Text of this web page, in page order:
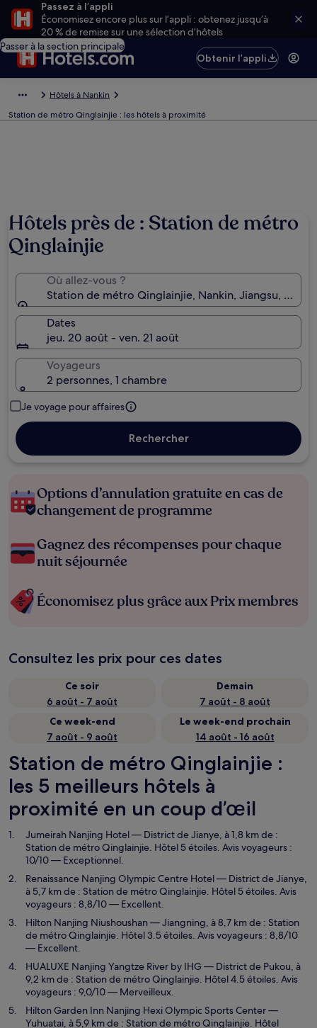
Passez à l’appli
Économisez encore plus sur l’appli : obtenez jusqu’à
20 % de remise sur une sélection d’hôtels
Passer à la section principale
Obtenir l’appli
Hôtels à Nankin
Station de métro Qinglainjie : les hôtels à proximité
Hôtels près de : Station de métro
Qinglainjie
Où allez-vous ?
Station de métro Qinglainjie, Nankin, Jiangsu, Chine
Dates
jeu. 20 août - ven. 21 août
Voyageurs
2 personnes, 1 chambre
Je voyage pour affaires
Rechercher
Options d’annulation gratuite en cas de
changement de programme
Gagnez des récompenses pour chaque
nuit séjournée
Économisez plus grâce aux Prix membres
Consultez les prix pour ces dates
Ce soir
6 août - 7 août
Demain
7 août - 8 août
Ce week-end
7 août - 9 août
Le week-end prochain
14 août - 16 août
Station de métro Qinglainjie :
les 5 meilleurs hôtels à
proximité en un coup d’œil
Jumeirah Nanjing Hotel— District de Jianye, à 1,8 km de :
Station de métro Qinglainjie. Hôtel 5 étoiles. Avis voyageurs :
10/10 — Exceptionnel.
Renaissance Nanjing Olympic Centre Hotel— District de Jianye,
à 5,7 km de : Station de métro Qinglainjie. Hôtel 5 étoiles. Avis
voyageurs : 8,8/10 — Excellent.
Hilton Nanjing Niushoushan— Jiangning, à 8,7 km de : Station
de métro Qinglainjie. Hôtel 3.5 étoiles. Avis voyageurs : 8,8/10
— Excellent.
HUALUXE Nanjing Yangtze River by IHG— District de Pukou, à
9,2 km de : Station de métro Qinglainjie. Hôtel 4.5 étoiles. Avis
voyageurs : 9,0/10 — Merveilleux.
Hilton Garden Inn Nanjing Hexi Olympic Sports Center—
Yuhuatai, à 5,9 km de : Station de métro Qinglainjie. Hôtel